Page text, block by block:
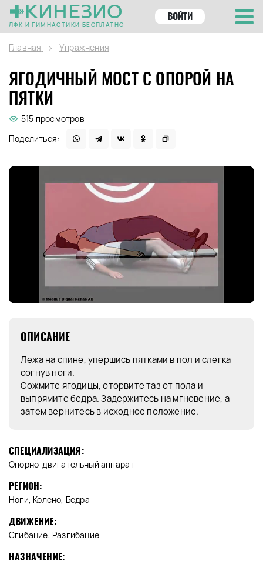
КИНЕЗИО
ЛФК И ГИМНАСТИКИ БЕСПЛАТНО
ВОЙТИ
Главная Упражнения
ЯГОДИЧНЫЙ МОСТ С ОПОРОЙ НА
ПЯТКИ
515 просмотров
Поделиться:
ОПИСАНИЕ
Лежа на спине, упершись пятками в пол и слегка
согнув ноги.
Сожмите ягодицы, оторвите таз от пола и
выпрямите бедра. Задержитесь на мгновение, а
затем вернитесь в исходное положение.
СПЕЦИАЛИЗАЦИЯ:
Опорно-двигательный аппарат
РЕГИОН:
Ноги, Колено, Бедра
ДВИЖЕНИЕ:
Сгибание, Разгибание
НАЗНАЧЕНИЕ: